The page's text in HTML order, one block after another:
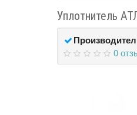
Уплотнитель
0